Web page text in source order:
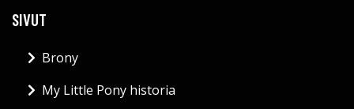
SIVUT
Brony
My Little Pony historia